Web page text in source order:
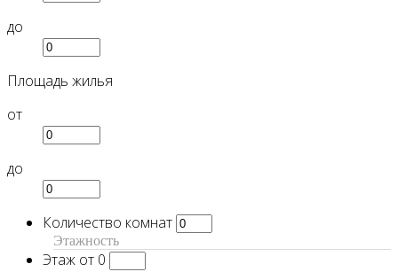
до
Площадь жилья
от
до
Количество комнат
Этажность
Этаж от 0